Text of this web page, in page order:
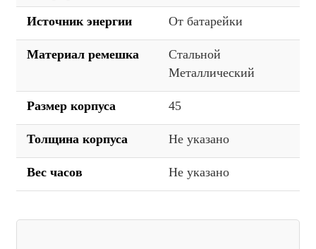
Источник энергии От батарейки
Материал ремешка
Стальной
Металлический
Размер корпуса 45
Толщина корпуса Не указано
Вес часов Не указано